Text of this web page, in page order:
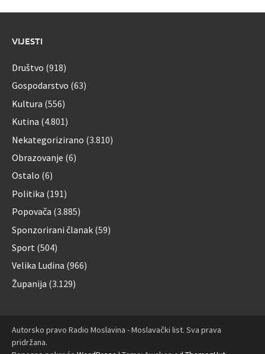
VIJESTI
Društvo (918)
Gospodarstvo (63)
Kultura (556)
Kutina (4.801)
Nekategorizirano (3.810)
Obrazovanje (6)
Ostalo (6)
Politika (191)
Popovača (3.885)
Sponzorirani članak (59)
Sport (504)
Velika Ludina (966)
Županija (3.129)
Autorsko pravo Radio Moslavina - Moslavački list. Sva prava
pridržana.